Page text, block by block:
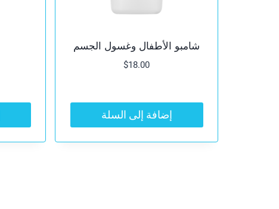
شامبو الأطفال وغسول الجسم
$18.00
إضافة إلى السلة